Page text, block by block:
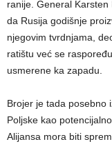
ranije. General
da Rusija godišnje
njegovim tvrdnjama,
ratištu već se
usmerene ka zapadu.
Brojer je tada posebno
Poljske kao
Alijansa mora biti